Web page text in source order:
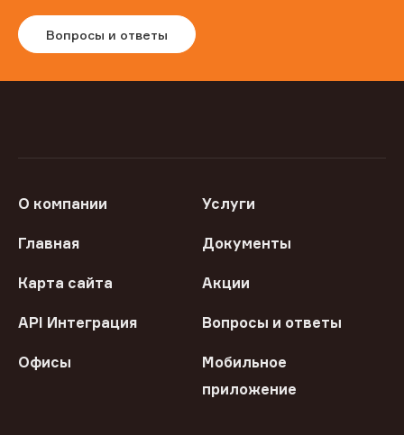
Вопросы и ответы
О компании Услуги
Главная Документы
Карта сайта Акции
API Интеграция Вопросы и ответы
Офисы
Мобильное
приложение